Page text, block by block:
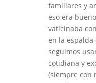
familiares y
eso era
vaticinaba
en la
seguimos
cotidiana y
(siempre con